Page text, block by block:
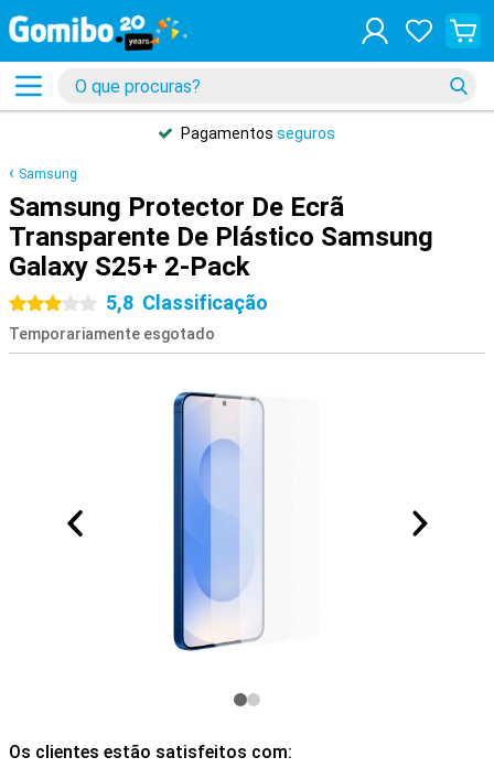
Pagamentos seguros
Samsung
Samsung Protector De Ecrã
Transparente De Plástico Samsung
Galaxy S25+ 2-Pack
3 estrelas
5,8 Classificação
Temporariamente esgotado
Os clientes estão satisfeitos com: